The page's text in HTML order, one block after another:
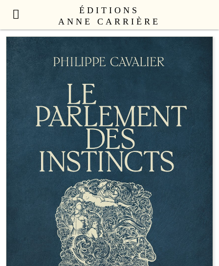
ÉDITIONS
ANNE CARRIÈRE
NOUVEAUTÉS
LITTÉRATURE FRANÇAISE
LITTÉRATURE ÉTRANGÈRE
NON FICTION
ANNE CARRIÈRE UNIVERS
SEX APPEAL
CATALOGUE
AUTEURS
LE COLLECTIF
PROFESSIONNELS